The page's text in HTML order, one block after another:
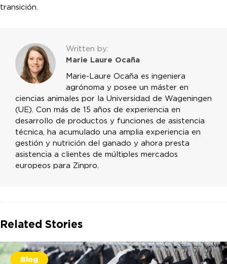
transición.
Written by:
Marie Laure Ocaña
Marie-Laure Ocaña es ingeniera
agrónoma y posee un máster en
ciencias animales por la Universidad de Wageningen
(UE). Con más de 15 años de experiencia en
desarrollo de productos y funciones de asistencia
técnica, ha acumulado una amplia experiencia en
gestión y nutrición del ganado y ahora presta
asistencia a clientes de múltiples mercados
europeos para Zinpro.
Related Stories
Blog